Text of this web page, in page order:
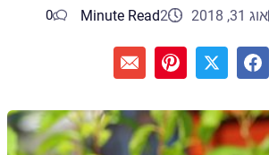
אוג 31, 2018 2
Minute Read
0